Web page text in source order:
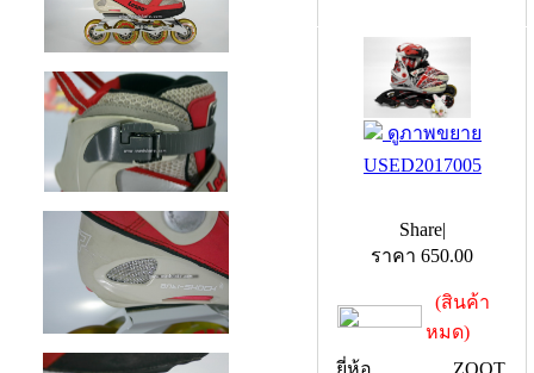
ดูภาพขยาย
Share|
(สินค้า
หมด)